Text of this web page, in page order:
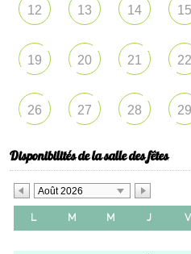
12 13 14 15
19 20 21 22
26 27 28 29
Disponibilités de la salle des fêtes
Août 2026
L M M J V